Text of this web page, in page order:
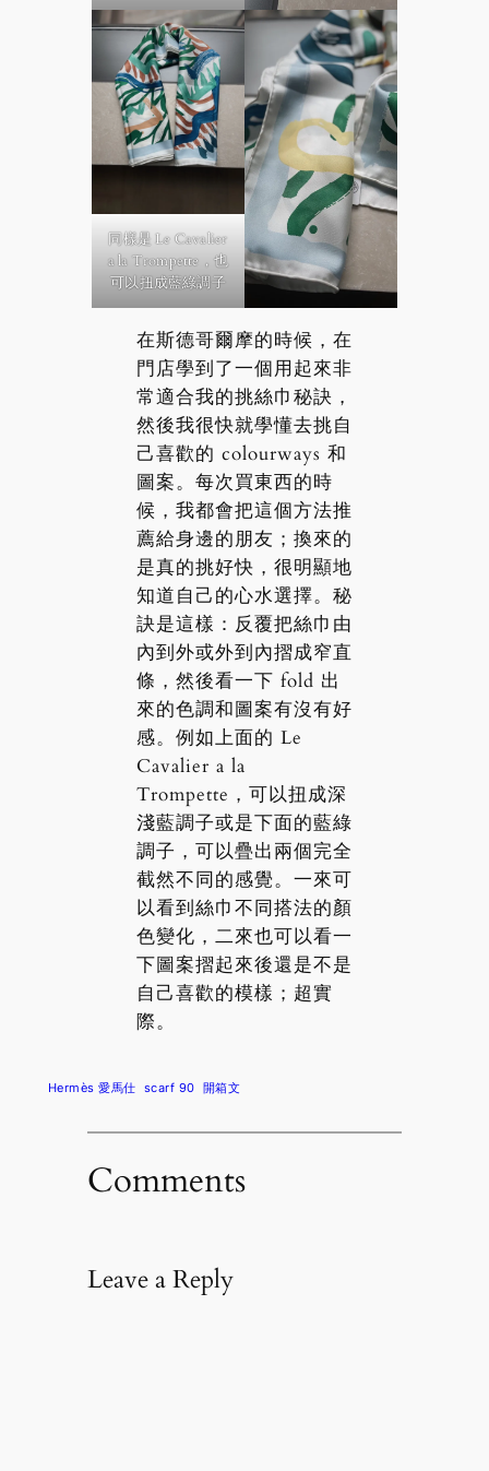
同樣是 Le Cavalier
a la Trompette，也
可以扭成藍綠調子
在斯德哥爾摩的時候，在
門店學到了一個用起來非
常適合我的挑絲巾秘訣，
然後我很快就學懂去挑自
己喜歡的 colourways 和
圖案。每次買東西的時
候，我都會把這個方法推
薦給身邊的朋友；換來的
是真的挑好快，很明顯地
知道自己的心水選擇。秘
訣是這樣：反覆把絲巾由
內到外或外到內摺成窄直
條，然後看一下 fold 出
來的色調和圖案有沒有好
感。例如上面的 Le
Cavalier a la
Trompette，可以扭成深
淺藍調子或是下面的藍綠
調子，可以疊出兩個完全
截然不同的感覺。一來可
以看到絲巾不同搭法的顏
色變化，二來也可以看一
下圖案摺起來後還是不是
自己喜歡的模樣；超實
際。
Hermès 愛馬仕 scarf 90 開箱文
Comments
Leave a Reply